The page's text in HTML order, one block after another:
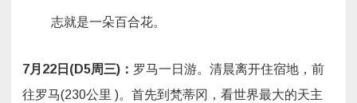
志就是一朵百合花。
7月 22 日 (D5周三) ： 罗马一日游。清晨离开住宿地，前
往罗马(230公里 )。首先到梵蒂冈，看世界最大的天主